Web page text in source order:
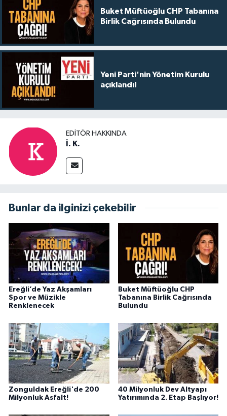
Buket Müftüoğlu CHP Tabanına
Birlik Cağrısında Bulundu
Yeni Parti'nin Yönetim Kurulu
açıklandı!
EDITÖR HAKKINDA
İ. K.
Bunlar da ilginizi çekebilir
Ereğli’de Yaz Akşamları
Spor ve Müzikle
Renklenecek
Buket Müftüoğlu CHP
Tabanına Birlik Cağrısında
Bulundu
Zonguldak Ereğli'de 200
Milyonluk Asfalt!
40 Milyonluk Dev Altyapı
Yatırımında 2. Etap Başlıyor!